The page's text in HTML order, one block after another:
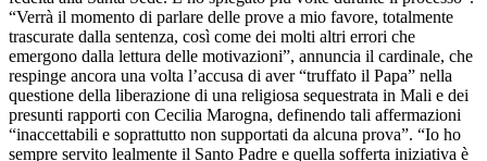
“Verrà il momento di parlare delle prove a mio favore, totalmente
trascurate dalla sentenza, così come dei molti altri errori che
emergono dalla lettura delle motivazioni”, annuncia il cardinale, che
respinge ancora una volta l’accusa di aver “truffato il Papa” nella
questione della liberazione di una religiosa sequestrata in Mali e dei
presunti rapporti con Cecilia Marogna, definendo tali affermazioni
“inaccettabili e soprattutto non supportati da alcuna prova”. “Io ho
sempre servito lealmente il Santo Padre e quella sofferta iniziativa è